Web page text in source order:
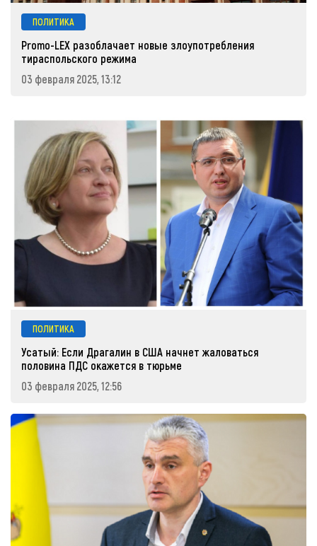
ПОЛИТИКА
Promo-LEX разоблачает новые злоупотребления
тираспольского режима
03 февраля 2025, 13:12
ПОЛИТИКА
Усатый: Если Драгалин в США начнет жаловаться
половина ПДС окажется в тюрьме
03 февраля 2025, 12:56